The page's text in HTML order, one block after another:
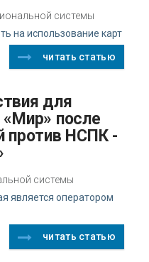
системы
на использование карт
читать статью
после
против НСПК -
системы
является оператором
читать статью